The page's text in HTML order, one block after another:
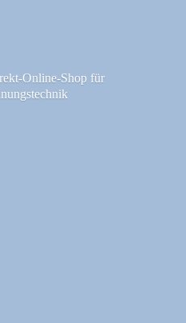
Online-Shop für